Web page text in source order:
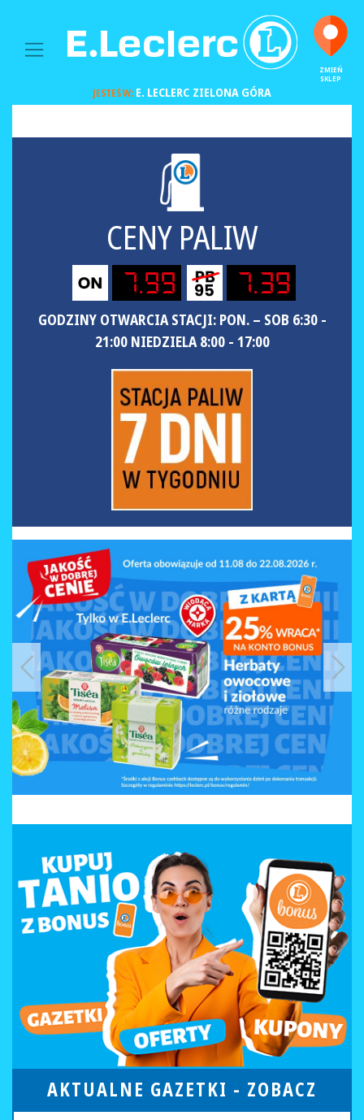
MAIN NAVIGATION
ZMIEŃ
SKLEP
JESTEŚ W: E. LECLERC ZIELONA GÓRA
CENY PALIW
7.99 7.39
GODZINY OTWARCIA STACJI: PON. – SOB 6:30 -
21:00 NIEDZIELA 8:00 - 17:00
AKTUALNE GAZETKI - ZOBACZ